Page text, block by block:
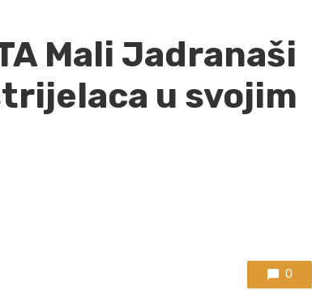
Mali Jadranaši
u svojim
0